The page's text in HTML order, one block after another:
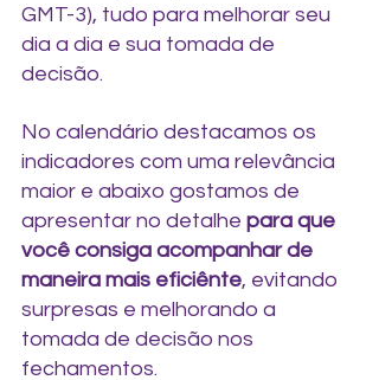
GMT-3), tudo para melhorar seu
dia a dia e sua tomada de
decisão.
No calendário destacamos os
indicadores com uma relevância
maior e abaixo gostamos de
apresentar no detalhe para que
você consiga acompanhar de
maneira mais eficiênte, evitando
surpresas e melhorando a
tomada de decisão nos
fechamentos.